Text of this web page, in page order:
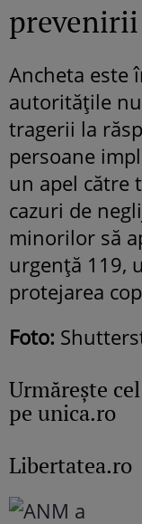
Ancheta este
autoritățile
tragerii la
persoane
un apel către
cazuri de
minorilor să
urgență 119,
protejarea
Foto:
Urmăreşte
pe unica.ro
Libertatea.ro